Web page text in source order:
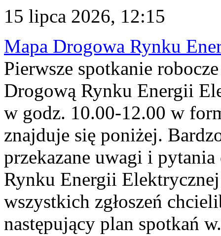
15 lipca 2026, 12:15
Mapa Drogowa Rynku
Pierwsze spotkanie
Drogową Rynku Energii
w godz. 10.00-12.00 w
znajduje się poniżej.
przekazane uwagi i
Rynku Energii
wszystkich zgłoszeń
następujący plan spotkań